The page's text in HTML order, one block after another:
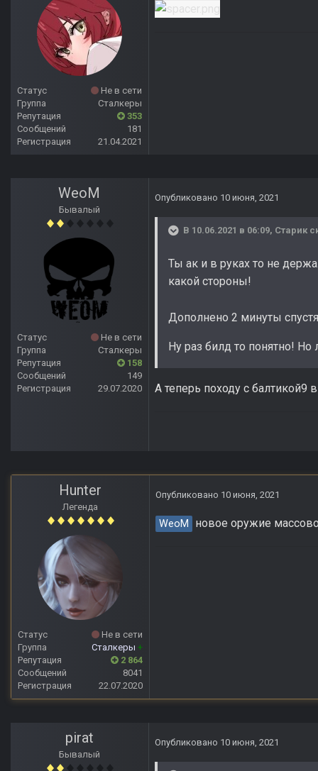
Статус
Не в сети
Группа
Сталкеры
Репутация
353
Сообщений
181
Регистрация
21.04.2021
WeoM
Бывалый
Статус
Не в сети
Группа
Сталкеры
Репутация
158
Сообщений
149
Регистрация
29.07.2020
Опубликовано 10 июня, 2021
В 10.06.2021 в 06:09, Старик
Ты ак и в руках то не
какой стороны!
Дополнено 2 минуты спустя
Ну раз билд то понятно! Но
А теперь походу с балтикой9
Hunter
Легенда
Статус
Не в сети
Группа
Сталкеры +
Репутация
2 864
Сообщений
8041
Регистрация
22.07.2020
Опубликовано 10 июня, 2021
WeoM новое оружие
pirat
Бывалый
Опубликовано 10 июня, 2021